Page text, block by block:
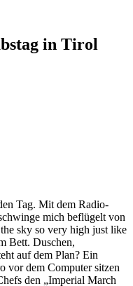
in Tirol
Tag. Mit dem Radio-
mich beflügelt von
sky so very high just like
Bett. Duschen,
auf dem Plan? Ein
dem Computer sitzen
den „Imperial March